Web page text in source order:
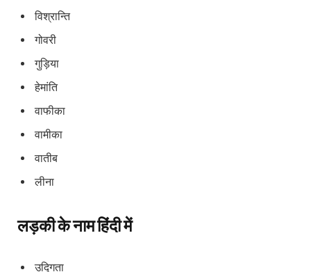
विश्रान्ति
गोवरी
गुड़िया
हेमांति
वाफीका
वामीका
वातीब
लीना
लड़की के नाम हिंदी में
उद्गिता